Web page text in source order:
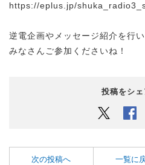
https://eplus.jp/
逆電企画やメッセージ紹介を行い
みなさんご参加くださいね！
投稿をシェ
Twitter
次の投稿へ 一覧に